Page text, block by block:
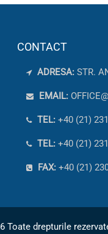
CONTACT
ADRESA: STR.
EMAIL:
TEL: +40 (21)
TEL: +40 (21)
FAX: +40 (21)
Toate drepturile